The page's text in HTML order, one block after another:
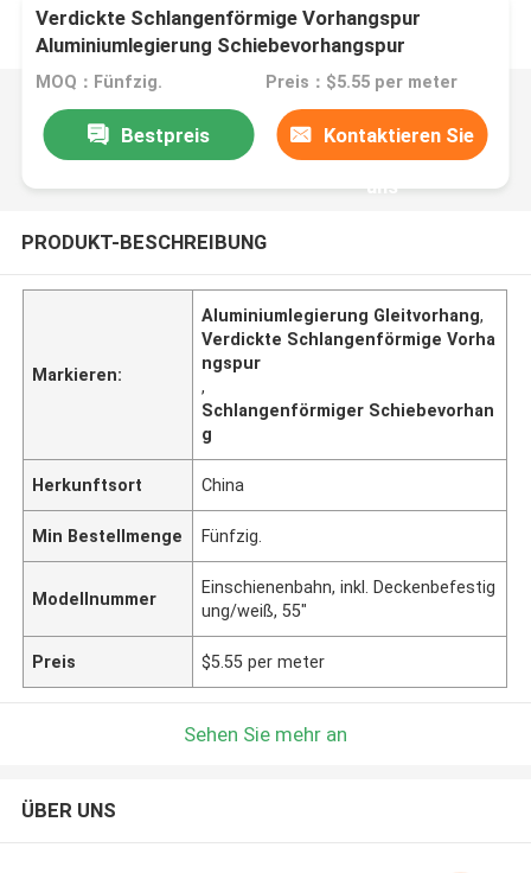
Verdickte Schlangenförmige Vorhangspur
Aluminiumlegierung Schiebevorhangspur
MOQ：Fünfzig. Preis：$5.55 per meter
Bestpreis Kontaktieren Sie
uns
PRODUKT-BESCHREIBUNG
Markieren:
Aluminiumlegierung Gleitvorhang,
Verdickte Schlangenförmige Vorha
ngspur
,
Schlangenförmiger Schiebevorhan
g
Herkunftsort China
Min Bestellmenge Fünfzig.
Modellnummer
Einschienenbahn, inkl. Deckenbefestig
ung/weiß, 55"
Preis $5.55 per meter
Sehen Sie mehr an
ÜBER UNS